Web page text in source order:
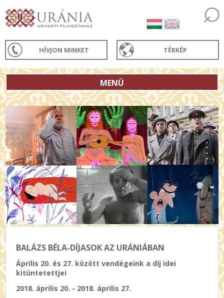
HÍVJON MINKET TÉRKÉP
MENÜ
BALÁZS BÉLA-DÍJASOK AZ URÁNIÁBAN
Április 20. és 27. között vendégeink a díj idei
kitüntetettjei
2018. április 20. - 2018. április 27.